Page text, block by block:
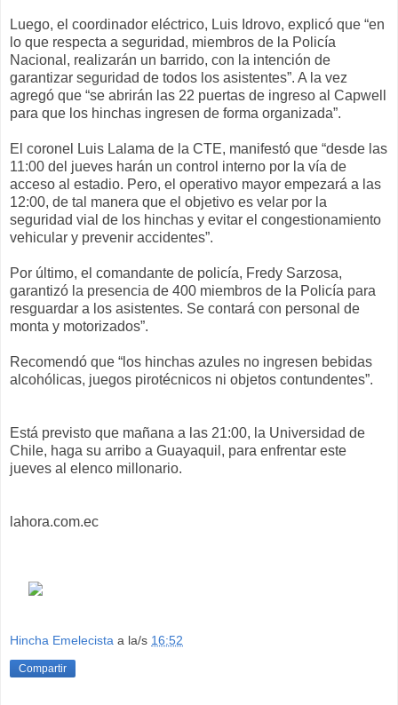
Luego, el coordinador eléctrico, Luis Idrovo, explicó que “en
lo que respecta a seguridad, miembros de la Policía
Nacional, realizarán un barrido, con la intención de
garantizar seguridad de todos los asistentes”. A la vez
agregó que “se abrirán las 22 puertas de ingreso al Capwell
para que los hinchas ingresen de forma organizada”.
El coronel Luis Lalama de la CTE, manifestó que “desde las
11:00 del jueves harán un control interno por la vía de
acceso al estadio. Pero, el operativo mayor empezará a las
12:00, de tal manera que el objetivo es velar por la
seguridad vial de los hinchas y evitar el congestionamiento
vehicular y prevenir accidentes”.
Por último, el comandante de policía, Fredy Sarzosa,
garantizó la presencia de 400 miembros de la Policía para
resguardar a los asistentes. Se contará con personal de
monta y motorizados”.
Recomendó que “los hinchas azules no ingresen bebidas
alcohólicas, juegos pirotécnicos ni objetos contundentes”.
Está previsto que mañana a las 21:00, la Universidad de
Chile, haga su arribo a Guayaquil, para enfrentar este
jueves al elenco millonario.
lahora.com.ec
Hincha Emelecista a la/s 16:52
Compartir